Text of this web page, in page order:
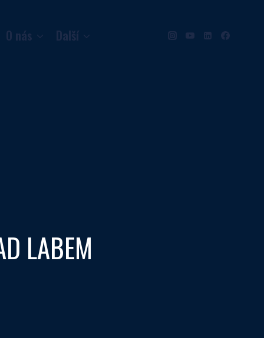
O nás Další
LABEM